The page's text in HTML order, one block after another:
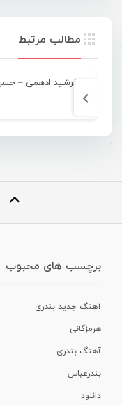
مطالب مرتبط
فرشید ادهمی –
برچسب های محبوب
آهنگ جدید بندری
هرمزگانی
آهنگ بندری
بندرعباس
دانلود